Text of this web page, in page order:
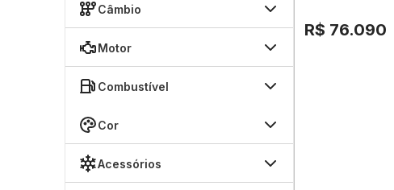
Câmbio
Motor
Combustível
Cor
Acessórios
R$ 76.090